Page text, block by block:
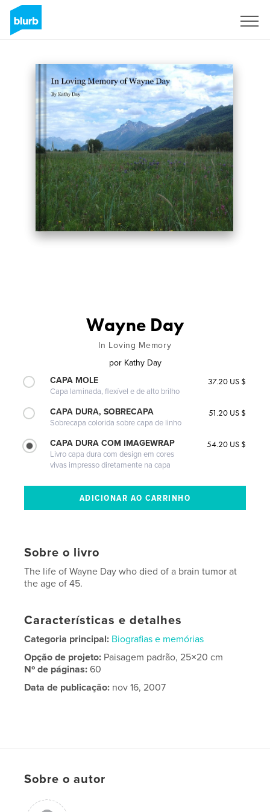
Wayne Day
In Loving Memory
por Kathy Day
CAPA MOLE
Capa laminada, flexível e de alto brilho
37.20 US $
CAPA DURA, SOBRECAPA
Sobrecapa colorida sobre capa de linho
51.20 US $
CAPA DURA COM IMAGEWRAP
Livro capa dura com design em cores
vivas impresso diretamente na capa
54.20 US $
Sobre o livro
The life of Wayne Day who died of a brain tumor at
the age of 45.
Características e detalhes
Categoria principal: Biografias e memórias
Opção de projeto: Paisagem padrão, 25×20 cm
Nº de páginas:60
Data de publicação: nov 16, 2007
Sobre o autor